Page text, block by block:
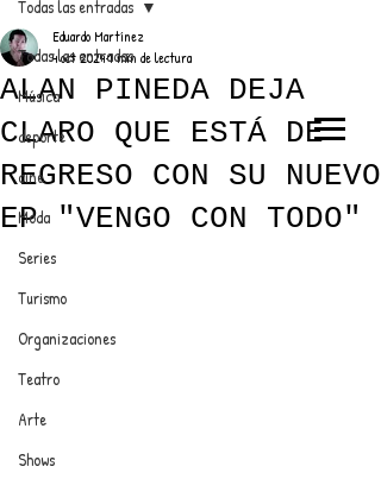
ANUNCIATE CON NOSOTROS
PARA MÁS INFORMACIÓN:
dinamicaseltrendytop@gmail.com
EL TRENDY TOP
CON EDDY MARTINEZ
Todas las entradas
Música
deporte
cine
Moda
Series
Turismo
Organizaciones
Teatro
Arte
Shows
Todas las entradas
ALAN PINEDA DEJA
CLARO QUE ESTÁ DE
REGRESO CON SU NUEVO
EP "VENGO CON TODO"
Eduardo Martínez
4 oct 20241 min de lectura